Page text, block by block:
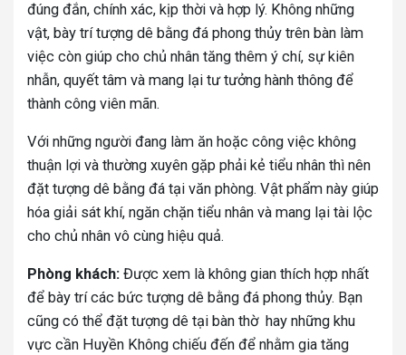
đúng đắn, chính xác, kịp thời và hợp lý. Không những
vật, bày trí tượng dê bằng đá phong thủy trên bàn làm
việc còn giúp cho chủ nhân tăng thêm ý chí, sự kiên
nhẫn, quyết tâm và mang lại tư tưởng hành thông để
thành công viên mãn.
Với những người đang làm ăn hoặc công việc không
thuận lợi và thường xuyên gặp phải kẻ tiểu nhân thì nên
đặt tượng dê bằng đá tại văn phòng. Vật phẩm này giúp
hóa giải sát khí, ngăn chặn tiểu nhân và mang lại tài lộc
cho chủ nhân vô cùng hiệu quả.
Phòng khách: Được xem là không gian thích hợp nhất
để bày trí các bức tượng dê bằng đá phong thủy. Bạn
cũng có thể đặt tượng dê tại bàn thờ hay những khu
vực cần Huyền Không chiếu đến để nhằm gia tăng